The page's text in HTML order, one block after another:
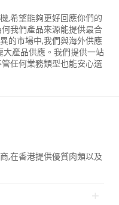
,希望能夠更好回應你們的
我們產品來源能提供最合
的市場中,我們與海外供應
大產品供應。我們提供一站
任何業務類型也能安心選
,在香港提供優質肉類以及